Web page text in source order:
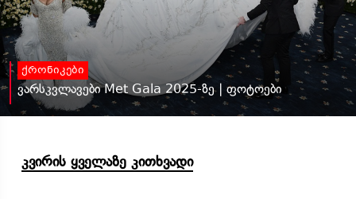
ქრონიკები
ვარსკვლავები Met Gala 2025-ზე | ფოტოები
კვირის ყველაზე კითხვადი